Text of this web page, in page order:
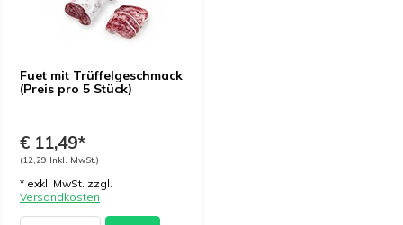
Fuet mit Trüffelgeschmack
(Preis pro 5 Stück)
€ 11,49*
(12,29 Inkl. MwSt.)
* exkl. MwSt. zzgl.
Versandkosten